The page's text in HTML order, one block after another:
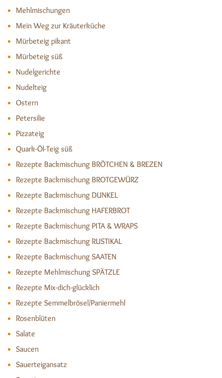
Mehlmischungen
Mein Weg zur Kräuterküche
Mürbeteig pikant
Mürbeteig süß
Nudelgerichte
Nudelteig
Ostern
Petersilie
Pizzateig
Quark-Öl-Teig süß
Rezepte Backmischung BRÖTCHEN & BREZEN
Rezepte Backmischung BROTGEWÜRZ
Rezepte Backmischung DUNKEL
Rezepte Backmischung HAFERBROT
Rezepte Backmischung PITA & WRAPS
Rezepte Backmischung RUSTIKAL
Rezepte Backmischung SAATEN
Rezepte Mehlmischung SPÄTZLE
Rezepte Mix-dich-glücklich
Rezepte Semmelbrösel/Paniermehl
Rosenblüten
Salate
Saucen
Sauerteigansatz